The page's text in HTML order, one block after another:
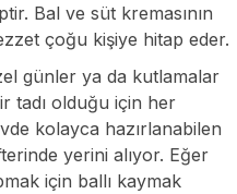
Bal ve süt kremasının
çoğu kişiye hitap eder.
günler ya da kutlamalar
tadı olduğu için her
kolayca hazırlanabilen
yerini alıyor. Eğer
için ballı kaymak